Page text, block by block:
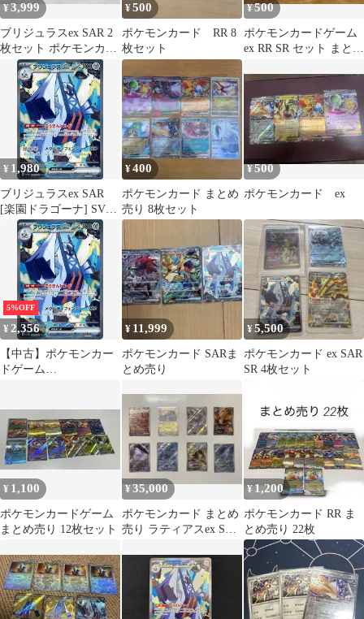
¥3,999
ブリジュラスex SAR 2
枚セット ポケモンカー
ド ポケカ
¥500
ポケモンカード RR 8
枚セット
¥500
ポケモンカードゲーム
ex RR SR セット まとめ
¥ 1,980
ブリジュラスex SAR
[楽園ドラゴーナ] SV7a
088/064 ポケモンカード
ポケカ
¥400
ポケモンカード まとめ
売り 8枚セット
¥500
ポケモンカード ex
5%OFF
¥ 2,356
【中古】ポケモンカー
ドゲーム
¥ 11,999
ポケモンカード SARま
とめ売り
¥5,500
ポケモンカード ex SAR
SR 4枚セット
¥ 1,100
ポケモンカードゲーム
まとめ売り 12枚セット
¥35,000
ポケモンカード まとめ
売り ラティアスex SAR
¥ 1,200
ポケモンカード RR ま
とめ売り 22枚